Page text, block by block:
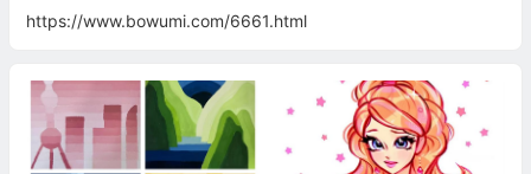
https://www.bowumi.com/6661.html